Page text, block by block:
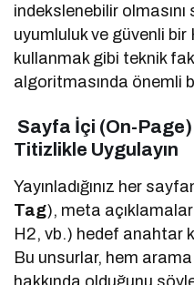
indekslenebilir olmasını
uyumluluk ve güvenli
kullanmak gibi teknik
algoritmasında önemli
Sayfa İçi (On-
Titizlikle Uygulayın
Yayınladığınız her
Tag), meta
H2, vb.) hedef anahtar
Bu unsurlar, hem
hakkında olduğunu